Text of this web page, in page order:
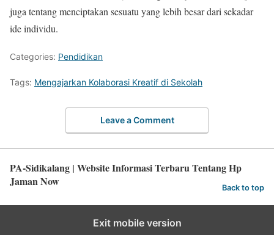
juga tentang menciptakan sesuatu yang lebih besar dari sekadar
ide individu.
Categories: Pendidikan
Tags: Mengajarkan Kolaborasi Kreatif di Sekolah
Leave a Comment
PA-Sidikalang | Website Informasi Terbaru Tentang Hp
Jaman Now
Back to top
Exit mobile version